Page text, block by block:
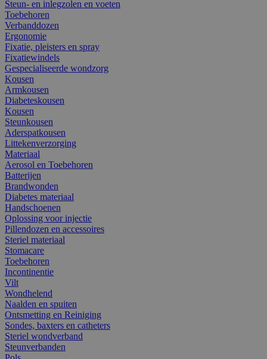
Steun- en inlegzolen en voeten
Toebehoren
Verbanddozen
Ergonomie
Fixatie, pleisters en spray
Fixatiewindels
Gespecialiseerde wondzorg
Kousen
Armkousen
Diabeteskousen
Kousen
Steunkousen
Aderspatkousen
Littekenverzorging
Materiaal
Aerosol en Toebehoren
Batterijen
Brandwonden
Diabetes materiaal
Handschoenen
Oplossing voor injectie
Pillendozen en accessoires
Steriel materiaal
Stomacare
Toebehoren
Incontinentie
Vilt
Wondhelend
Naalden en spuiten
Ontsmetting en Reiniging
Sondes, baxters en catheters
Steriel wondverband
Steunverbanden